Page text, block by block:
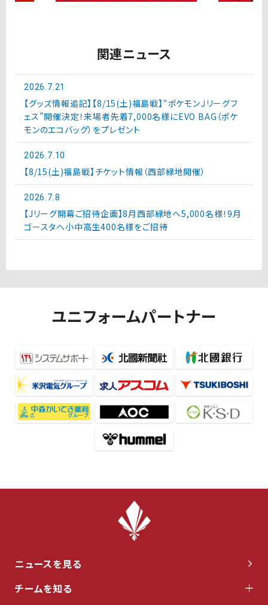
関連ニュース
2026.7.21
【グッズ情報追記】【8/15(土)福島戦】“ポケモンＪリーグフ
ェス”開催決定！来場者先着7,000名様にEVO BAG（ポケ
モンのエコバッグ）をプレゼント
2026.7.10
【8/15(土)福島戦】チケット情報（西部緑地開催）
2026.7.8
【Jリーグ開幕ご招待企画】8月西部緑地へ5,000名様！9月
ゴースタへ小中高生400名様をご招待
ユニフォームパートナー
ニュースを見る
チームを知る